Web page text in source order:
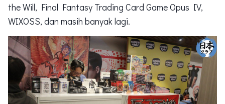
the Will, Final Fantasy Trading Card Game Opus IV,
WIXOSS, dan masih banyak lagi.